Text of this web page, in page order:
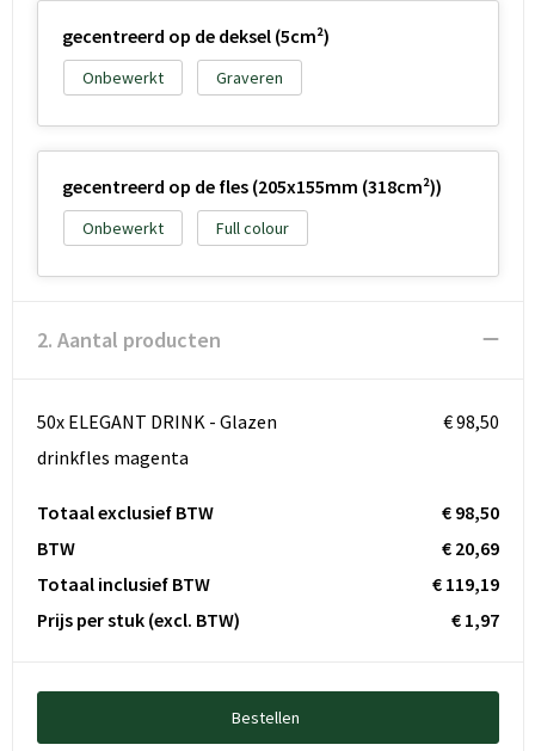
gecentreerd op de deksel (5cm²)
Onbewerkt Graveren
gecentreerd op de fles (205x155mm (318cm²))
Onbewerkt Full colour
2. Aantal producten
50x ELEGANT DRINK - Glazen
drinkfles magenta
€ 98,50
Totaal exclusief BTW
€ 98,50
BTW
€ 20,69
Totaal inclusief BTW
€ 119,19
Prijs per stuk (excl. BTW) € 1,97
Bestellen